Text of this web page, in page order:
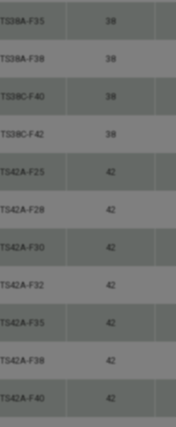
TS38A-F35 38
TS38A-F38 38
TS38C-F40 38
TS38C-F42 38
TS42A-F25 42
TS42A-F28 42
TS42A-F30 42
TS42A-F32 42
TS42A-F35 42
TS42A-F38 42
TS42A-F40 42